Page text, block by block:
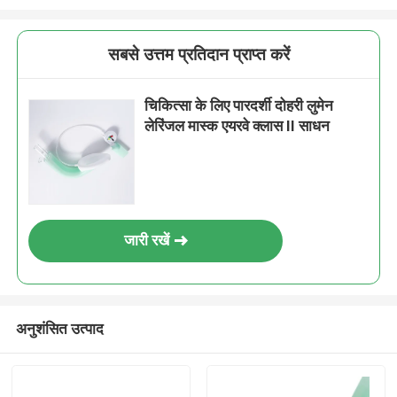
सबसे उत्तम प्रतिदान प्राप्त करें
चिकित्सा के लिए पारदर्शी दोहरी लुमेन
लेरिंजल मास्क एयरवे क्लास II साधन
जारी रखें
अनुशंसित उत्पाद